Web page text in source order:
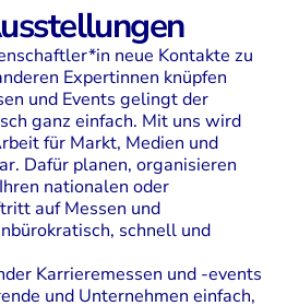
neue Kontakte zu
Expertinnen knüpfen
und Events gelingt der
ganz einfach. Mit uns wird
für Markt, Medien und
Dafür planen, organisieren
nationalen oder
auf Messen und
schnell und
Karrieremessen und -events
und Unternehmen einfach,